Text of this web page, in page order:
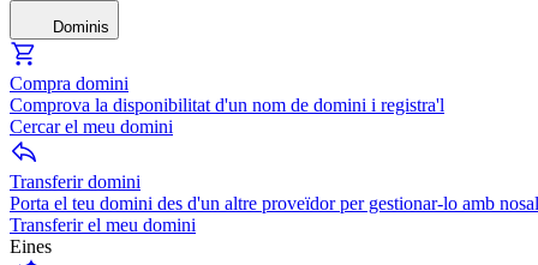
Dominis
Compra domini
Comprova la disponibilitat d'un nom de domini i registra'l
Cercar el meu domini
Transferir domini
Porta el teu domini des d'un altre proveïdor per gestionar-lo amb
Transferir el meu domini
Eines